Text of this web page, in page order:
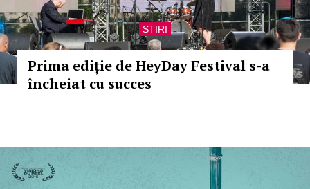
STIRI
Prima ediție de HeyDay Festival s-a
încheiat cu succes